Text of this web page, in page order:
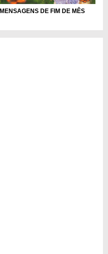
MENSAGENS DE FIM DE MÊS